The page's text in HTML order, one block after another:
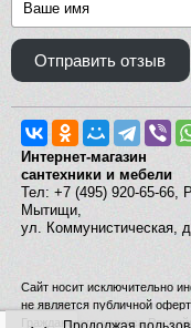
Отправить отзыв
Интернет-магазин
сантехники и мебели
Тел: +7 (495) 920-65-66,
Мытищи,
ул. Коммунистическая,
Сайт носит исключительно
не является публичной
Гражданского кодекса